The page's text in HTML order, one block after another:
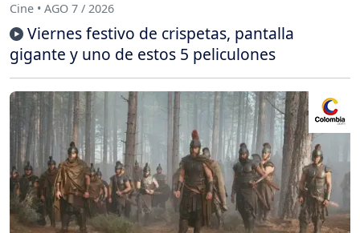
Cine • AGO 7 / 2026
Viernes festivo de crispetas, pantalla
gigante y uno de estos 5 peliculones